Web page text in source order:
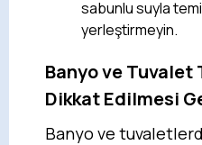
sabunlu suyla
yerleştirmeyin.
Banyo ve
Dikkat Edilmesi
Banyo ve